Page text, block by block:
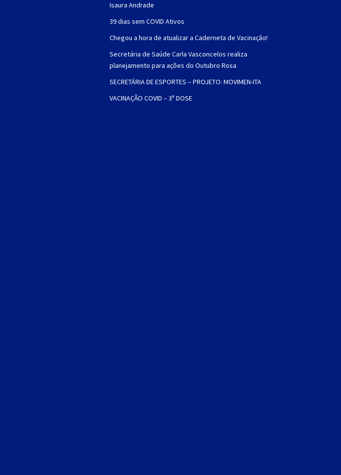
Isaura Andrade
39 dias sem COVID Ativos
Chegou a hora de atualizar a Caderneta de Vacinação!
Secretária de Saúde Carla Vasconcelos realiza
planejamento para ações do Outubro Rosa
SECRETÁRIA DE ESPORTES – PROJETO: MOVIMEN-ITA
VACINAÇÃO COVID – 3ª DOSE